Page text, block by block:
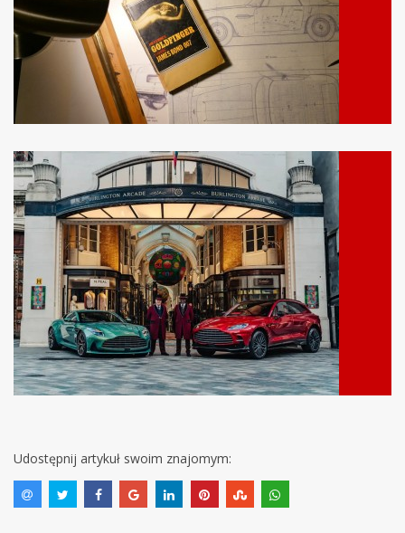
Udostępnij artykuł swoim znajomym: